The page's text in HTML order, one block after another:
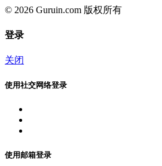
© 2026 Guruin.com 版权所有
登录
关闭
使用社交网络登录
使用邮箱登录